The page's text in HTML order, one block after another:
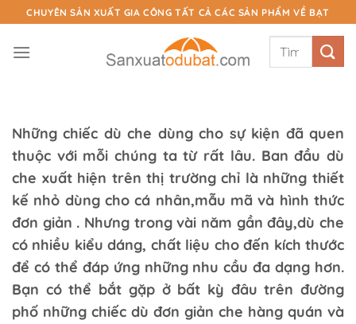
Chuyển
đến
nội
CHUYÊN SẢN XUẤT GIA CÔNG TẤT CẢ CÁC SẢN PHẨM VỀ BẠT
Tìm
Những chiếc dù che dùng cho sự kiện đã quen
thuộc với mỗi chúng ta từ rất lâu. Ban đầu dù
che xuất hiện trên thị trường chỉ là những thiết
kế nhỏ dùng cho cá nhân,mẫu mã và hình thức
đơn giản . Nhưng trong vài năm gần đây,dù che
có nhiều kiểu dáng, chất liệu cho đến kích thước
để có thể đáp ứng những nhu cầu đa dạng hơn.
Bạn có thể bắt gặp ở bất kỳ đâu trên đường
phố những chiếc dù đơn giản che hàng quán và